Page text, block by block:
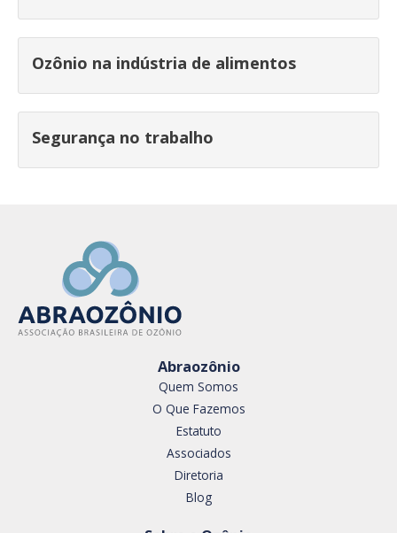
Ozônio na indústria de alimentos
Segurança no trabalho
Abraozônio
Quem Somos
O Que Fazemos
Estatuto
Associados
Diretoria
Blog